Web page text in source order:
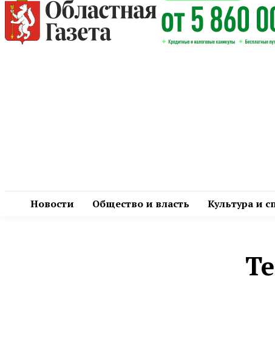
Новости Общество и власть Культура и